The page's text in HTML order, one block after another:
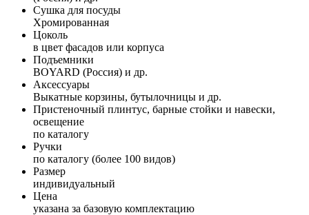
Сушка для посуды
Хромированная
Цоколь
в цвет фасадов или корпуса
Подъемники
BOYARD (Россия) и др.
Аксессуары
Выкатные корзины, бутылочницы и др.
Пристеночный плинтус, барные стойки и навески,
освещение
по каталогу
Ручки
по каталогу (более 100 видов)
Размер
индивидуальный
Цена
указана за базовую комплектацию